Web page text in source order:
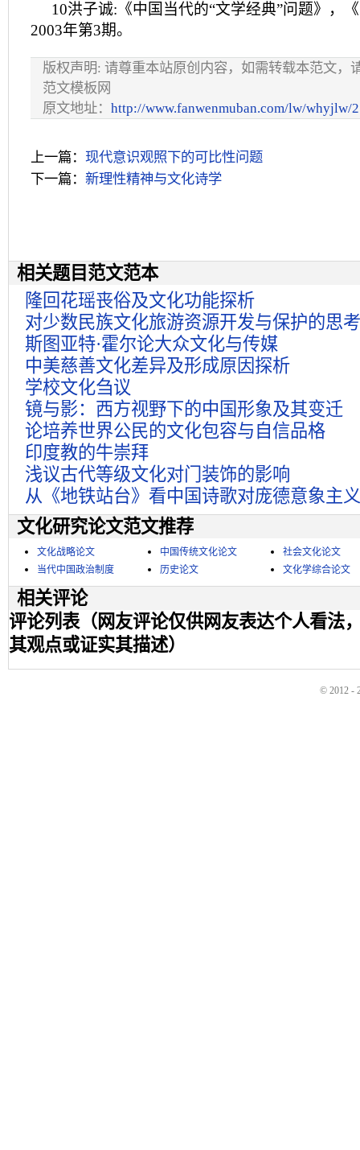
10洪子诚:《中国当代的“文学经典”问题》，
2003年第3期。
版权声明: 请尊重本站原创内容，如需转载本范文，
范文模板网
原文地址： http://www.fanwenmuban.com/lw/whyjlw/
上一篇： 现代意识观照下的可比性问题
下一篇： 新理性精神与文化诗学
相关题目范文范本
隆回花瑶丧俗及文化功能探析
对少数民族文化旅游资源开发与保护的思考
斯图亚特·霍尔论大众文化与传媒
中美慈善文化差异及形成原因探析
学校文化刍议
镜与影：西方视野下的中国形象及其变迁
论培养世界公民的文化包容与自信品格
印度教的牛崇拜
浅议古代等级文化对门装饰的影响
从《地铁站台》看中国诗歌对庞德意象主
文化研究论文范文推荐
文化战略论文 中国传统文化论文
社会文化论文
当代中国政治制度
历史论文 文化学综合论文
相关评论
评论列表（网友评论仅供网友表达个人看法
其观点或证实其描述）
© 2012 -